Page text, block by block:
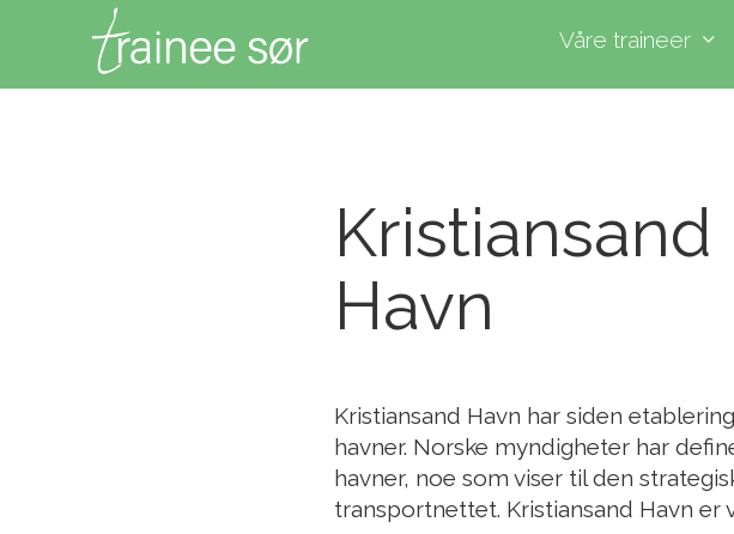
Våre traineer
Kristiansand
Havn
Kristiansand Havn har siden
havner. Norske myndigheter har
havner, noe som viser til den
transportnettet. Kristiansand Havn